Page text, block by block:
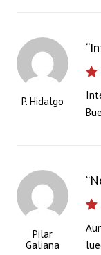
P. Hidalgo
Pilar
Galiana